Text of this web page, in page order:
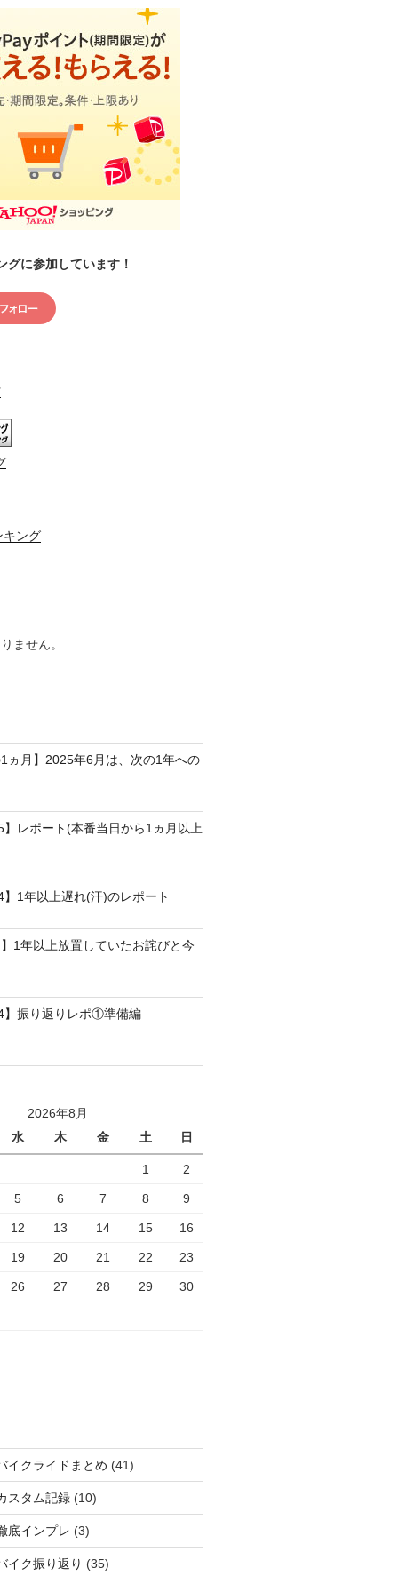
グに参加しています！
キング
ません。
ヵ月】2025年6月は、次の1年への
レポート(本番当日から1ヵ月以上
1年以上遅れ(汗)のレポート
1年以上放置していたお詫びと今
】振り返りレポ①準備編
2026年8月
水
木 金 土 日
1 2
5 6 7 8 9
12 13 14 15 16
19 20 21 22 23
26 27 28 29 30
イクライドまとめ (41)
スタム記録(10)
底インプレ (3)
イク振り返り (35)